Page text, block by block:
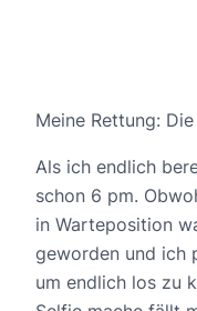
Meine Rettung:
Als ich endlich
schon 6 pm.
in Warteposition
geworden und ich
um endlich los zu